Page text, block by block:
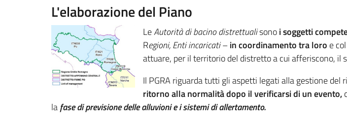
L'elaborazione del Piano
LeAutorità di bacino distrettualisonoi soggetti
Regioni, Enti incaricati–in coordinamento tra loro e
attuare, per il territorio del distretto a cui afferiscono,
Il PGRA riguarda tutti gli aspetti legati alla gestione del
ritorno alla normalità dopo il verificarsi di un evento,
lafase di previsione delle alluvioni e i sistemi di allertamento.